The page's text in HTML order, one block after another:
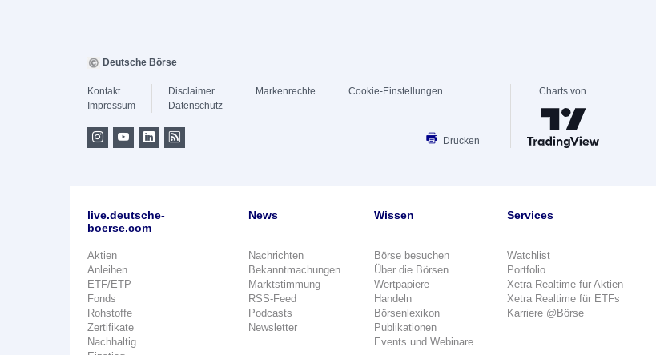
Deutsche Börse
Kontakt
Impressum
Disclaimer
Datenschutz
Markenrechte Cookie-Einstellungen
Drucken
Charts von
live.deutsche-
boerse.com
Aktien
Anleihen
ETF/ETP
Fonds
Rohstoffe
Zertifikate
Nachhaltig
News
Nachrichten
Bekanntmachungen
Marktstimmung
RSS-Feed
Podcasts
Newsletter
Wissen
Börse besuchen
Über die Börsen
Wertpapiere
Handeln
Börsenlexikon
Publikationen
Events und Webinare
Services
Watchlist
Portfolio
Xetra Realtime für Aktien
Xetra Realtime für ETFs
Karriere @Börse